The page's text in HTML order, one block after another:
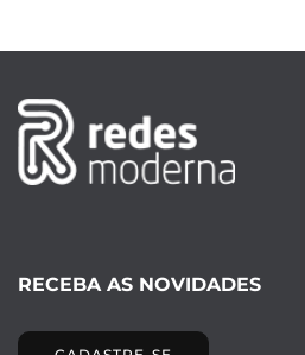
RECEBA AS NOVIDADES